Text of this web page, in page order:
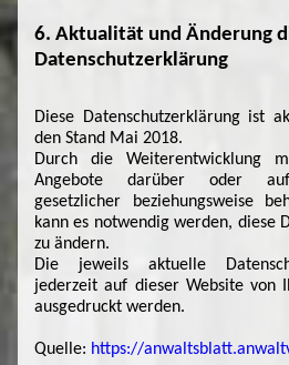
6. Aktualität und Änderung
Datenschutzerklärung
Diese Datenschutzerklärung ist
den Stand Mai 2018.
Durch die Weiterentwicklung
Angebote darüber oder
gesetzlicher beziehungsweise
kann es notwendig werden, diese
zu ändern.
Die jeweils aktuelle
jederzeit auf dieser Website von
ausgedruckt werden.
Quelle: https://